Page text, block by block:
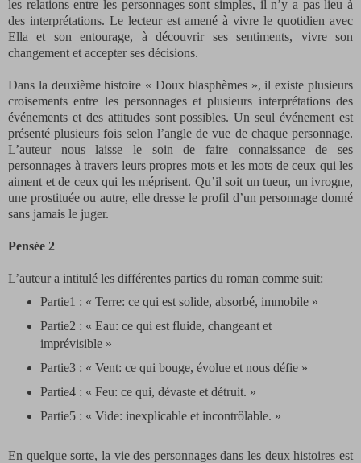
les relations entre les personnages sont simples, il n’y a pas lieu à
des interprétations. Le lecteur est amené à vivre le quotidien avec
Ella et son entourage, à découvrir ses sentiments, vivre son
changement et accepter ses décisions.
Dans la deuxième histoire « Doux blasphèmes », il existe plusieurs
croisements entre les personnages et plusieurs interprétations des
événements et des attitudes sont possibles. Un seul événement est
présenté plusieurs fois selon l’angle de vue de chaque personnage.
L’auteur nous laisse le soin de faire connaissance de ses
personnages à travers leurs propres mots et les mots de ceux qui les
aiment et de ceux qui les méprisent. Qu’il soit un tueur, un ivrogne,
une prostituée ou autre, elle dresse le profil d’un personnage donné
sans jamais le juger.
Pensée 2
L’auteur a intitulé les différentes parties du roman comme suit:
Partie1 : « Terre: ce qui est solide, absorbé, immobile »
Partie2 : « Eau: ce qui est fluide, changeant et
imprévisible »
Partie3 : « Vent: ce qui bouge, évolue et nous défie »
Partie4 : « Feu: ce qui, dévaste et détruit. »
Partie5 : « Vide: inexplicable et incontrôlable. »
En quelque sorte, la vie des personnages dans les deux histoires est